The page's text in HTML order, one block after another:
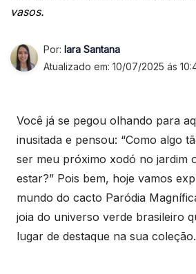
vasos.
Por: Iara Santana
Atualizado em: 10/07/2025 ás
Você já se pegou olhando para
inusitada e pensou: “Como algo
ser meu próximo xodó no jardim
estar?” Pois bem, hoje vamos
mundo do cacto Paródia
joia do universo verde brasileiro
lugar de destaque na sua coleção.